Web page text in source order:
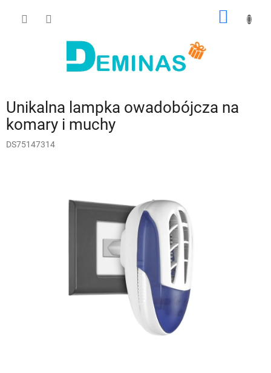
Unikalna lampka owadobójcza na
komary i muchy
DS75147314